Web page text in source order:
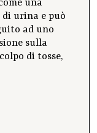
una
urina e può
ad uno
sulla
di tosse,